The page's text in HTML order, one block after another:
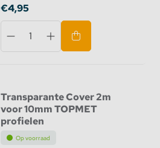
€4,95
Transparante Cover 2m
voor 10mm TOPMET
profielen
Op voorraad